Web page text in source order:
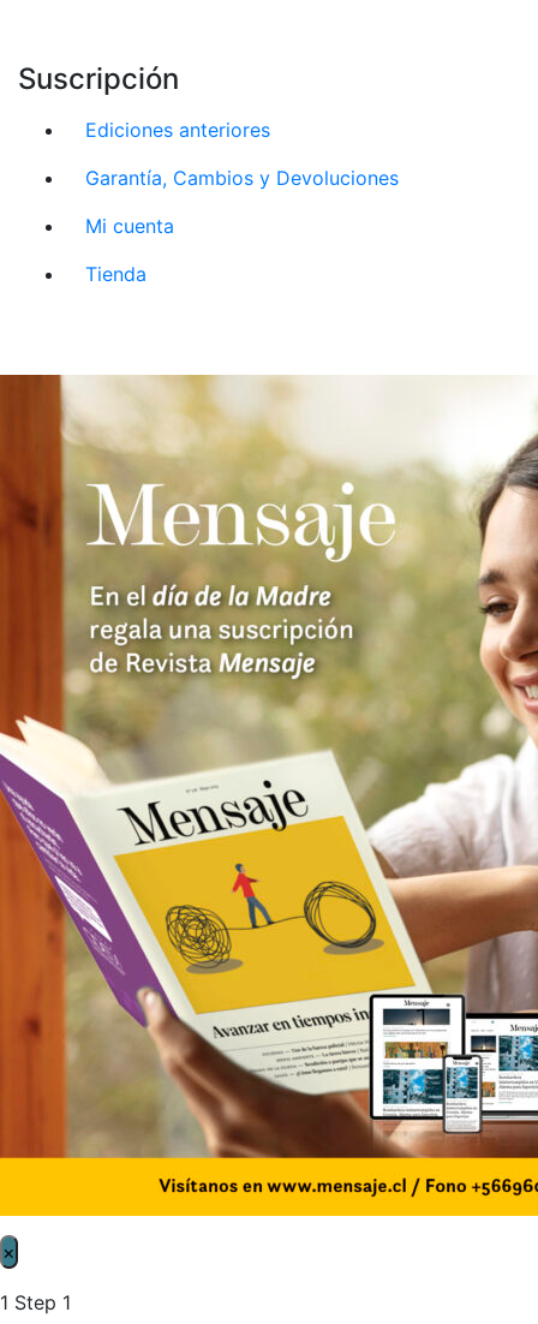
Suscripción
Ediciones anteriores
Garantía, Cambios y Devoluciones
Mi cuenta
Tienda
×
1 Step 1